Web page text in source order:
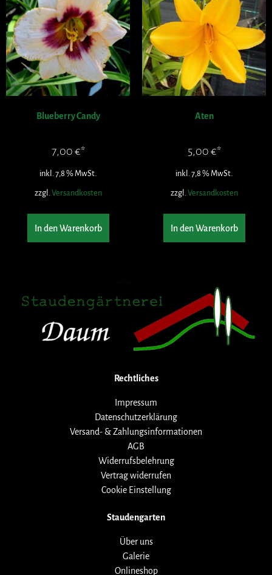
Blueberry Candy
7,00 €
inkl. 7,8 % MwSt.
zzgl. Versandkosten
In den Warenkorb
Aten
5,00 €
inkl. 7,8 % MwSt.
zzgl. Versandkosten
In den Warenkorb
Rechtliches
Impressum
Datenschutzerklärung
Versand- & Zahlungsinformationen
AGB
Widerrufsbelehrung
Vertrag widerrufen
Cookie Einstellung
Staudengarten
Über uns
Galerie
Onlineshop